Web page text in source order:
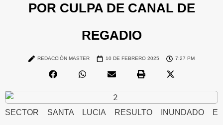
POR CULPA DE CANAL DE
REGADIO
REDACCIÓN MASTER 10 DE FEBRERO 2025 7:27 PM
SECTOR SANTA LUCIA RESULTO INUNDADO E